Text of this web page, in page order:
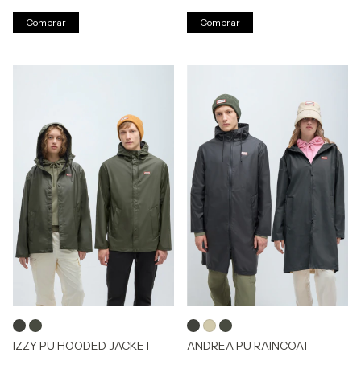
Comprar Comprar
IZZY PU HOODED JACKET ANDREA PU RAINCOAT